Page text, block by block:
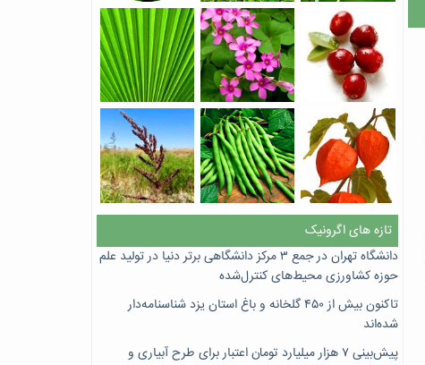
تازه های اگرونیک
دانشگاه تهران در جمع ۳ مرکز دانشگاهی برتر دنیا در تولید علم
حوزه کشاورزی محیط‌های کنترل‌شده
تاکنون بیش از ۴۵۰ گلخانه و باغ استان یزد شناسنامه‌دار
شده‌اند
پیش‌بینی ۷‌ هزار میلیارد تومان اعتبار برای طرح آبیاری و